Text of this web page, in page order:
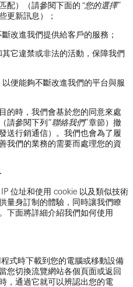
配）（請參閱下面的 “您的選擇”
更新訊息）；
進我們提供給客戶的服務；
違禁或非法的活動，保障我們
能夠不斷改進我們的平台與服
的時，我們會基於您的同意來處
請參閱下列“聯絡我們”章節）撤
送行銷通信）。我們也會為了履
我們的業務的需要而處理您的資
位址和使用 cookie 以及類似技術
量身訂制的體驗，同時讓我們瞭
下面將詳細介紹我們如何使用
式時下載到您的電腦或移動設備
您切換流覽網站各個頁面或返回
，通過它就可以辨認出您的電